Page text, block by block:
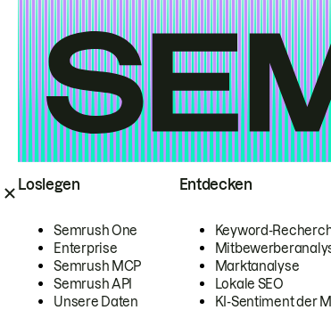
Loslegen
Semrush One
Enterprise
Semrush MCP
Semrush API
Unsere Daten
Entdecken
Keyword-
Marktanalyse
Lokale SEO
KI-Sentiment der